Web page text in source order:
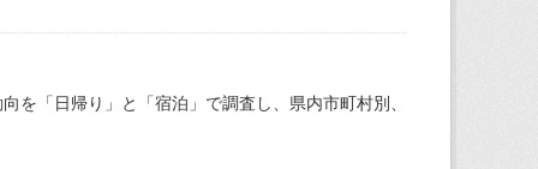
を「日帰り」と「宿泊」で調査し、県内市町村別、